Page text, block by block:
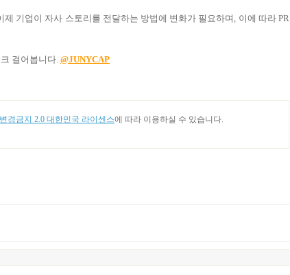
기업이 자사 스토리를 전달하는 방법에 변화가 필요하며, 이에 따라 PR
걸어봅니다. @JUNYCAP
경금지 2.0 대한민국 라이센스에 따라 이용하실 수 있습니다.